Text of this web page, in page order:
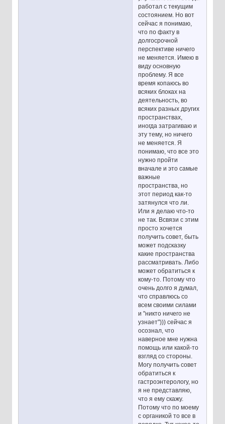
работал с текущим
состоянием. Но вот
сейчас я понимаю,
что по факту в
долгосрочной
перспективе ничего
не меняется. Имею в
виду основную
проблему. Я все
время копаюсь во
всяких блоках на
деятельность, во
всяких разных других
пространствах,
иногда затрагиваю и
эту тему, но ничего
не меняется. Я
понимаю, что все это
нужно пройти
вначале и это самые
важные
пространства, но
этот период как-то
затянулся что ли.
Или я делаю что-то
не так. Всвязи с этим
просто хочется
получить совет, быть
может подсказку
какие пространства
рассматривать. Либо
может обратиться к
кому-то. Потому что
очень долго я думал,
что справлюсь со
всем своими силами
и "никто ничего не
узнает"))) сейчас я
осознал, что
наверное мне нужна
помощь или какой-то
взгляд со стороны.
Могу получить совет
обратиться к
гастроэнтерологу, но
я не представляю,
что я ему скажу.
Потому что по моему
с органикой то все в